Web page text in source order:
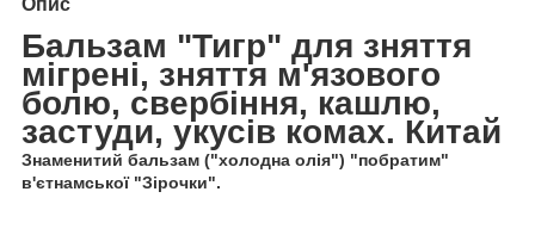
Бальзам "Тигр" для зняття
мігрені, зняття м'язового
болю, свербіння, кашлю,
застуди, укусів комах. Китай
Знаменитий бальзам ("холодна олія") "побратим"
в'єтнамської "Зірочки".